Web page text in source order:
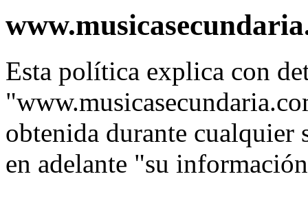
Esta política explica con
obtenida durante cualquier
en adelante "su